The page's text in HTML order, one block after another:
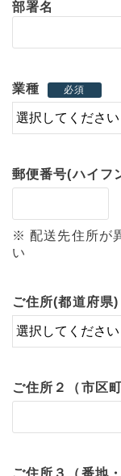
部署名
業種 必須
郵便番号(ハイフ
※ 配送先住所が
い
ご住所(都道府県)
ご住所２（市区町